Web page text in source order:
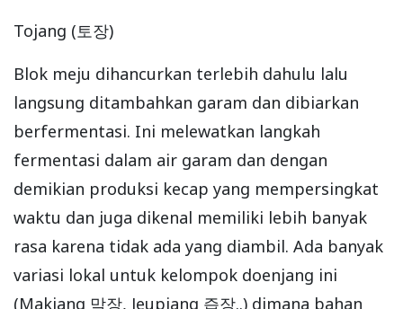
Tojang (토장)
Blok meju dihancurkan terlebih dahulu lalu
langsung ditambahkan garam dan dibiarkan
berfermentasi. Ini melewatkan langkah
fermentasi dalam air garam dan dengan
demikian produksi kecap yang mempersingkat
waktu dan juga dikenal memiliki lebih banyak
rasa karena tidak ada yang diambil. Ada banyak
variasi lokal untuk kelompok doenjang ini
(Makjang 막장, Jeupjang 즙장..) dimana bahan